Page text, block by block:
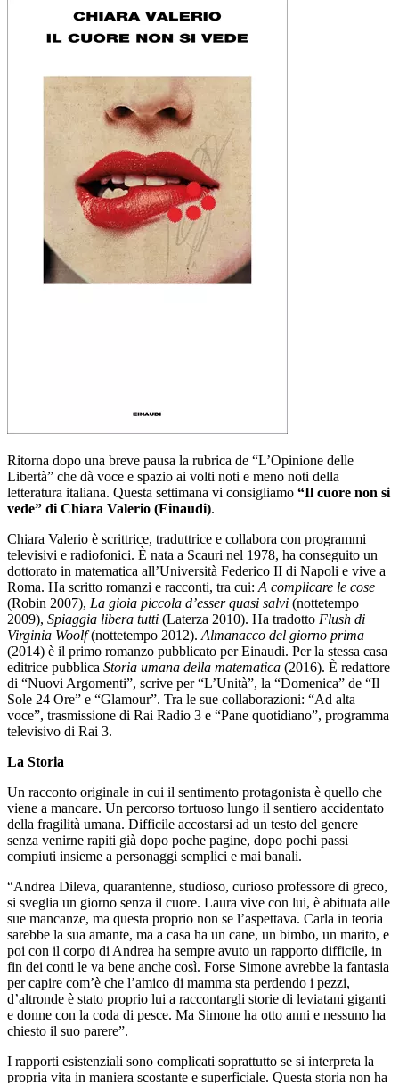
Ritorna dopo una breve pausa la rubrica de “L’Opinione delle
Libertà” che dà voce e spazio ai volti noti e meno noti della
letteratura italiana. Questa settimana vi consigliamo “Il cuore non si
vede” di Chiara Valerio (Einaudi).
Chiara Valerio è scrittrice, traduttrice e collabora con programmi
televisivi e radiofonici. È nata a Scauri nel 1978, ha conseguito un
dottorato in matematica all’Università Federico II di Napoli e vive a
Roma. Ha scritto romanzi e racconti, tra cui: A complicare le cose
(Robin 2007), La gioia piccola d’esser quasi salvi (nottetempo
2009), Spiaggia libera tutti (Laterza 2010). Ha tradotto Flush di
Virginia Woolf(nottetempo 2012). Almanacco del giorno prima
(2014) è il primo romanzo pubblicato per Einaudi. Per la stessa casa
editrice pubblica Storia umana della matematica (2016). È redattore
di “Nuovi Argomenti”, scrive per “L’Unità”, la “Domenica” de “Il
Sole 24 Ore” e “Glamour”. Tra le sue collaborazioni: “Ad alta
voce”, trasmissione di Rai Radio 3 e “Pane quotidiano”, programma
televisivo di Rai 3.
La Storia
Un racconto originale in cui il sentimento protagonista è quello che
viene a mancare. Un percorso tortuoso lungo il sentiero accidentato
della fragilità umana. Difficile accostarsi ad un testo del genere
senza venirne rapiti già dopo poche pagine, dopo pochi passi
compiuti insieme a personaggi semplici e mai banali.
“Andrea Dileva, quarantenne, studioso, curioso professore di greco,
si sveglia un giorno senza il cuore. Laura vive con lui, è abituata alle
sue mancanze, ma questa proprio non se l’aspettava. Carla in teoria
sarebbe la sua amante, ma a casa ha un cane, un bimbo, un marito, e
poi con il corpo di Andrea ha sempre avuto un rapporto difficile, in
fin dei conti le va bene anche così. Forse Simone avrebbe la fantasia
per capire com’è che l’amico di mamma sta perdendo i pezzi,
d’altronde è stato proprio lui a raccontargli storie di leviatani giganti
e donne con la coda di pesce. Ma Simone ha otto anni e nessuno ha
chiesto il suo parere”.
I rapporti esistenziali sono complicati soprattutto se si interpreta la
propria vita in maniera scostante e superficiale. Questa storia non ha